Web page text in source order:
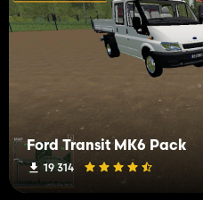
Ford Transit MK6 Pack
19 314